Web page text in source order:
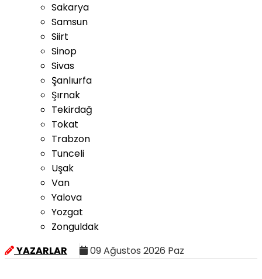
Sakarya
Samsun
Siirt
Sinop
Sivas
Şanlıurfa
Şırnak
Tekirdağ
Tokat
Trabzon
Tunceli
Uşak
Van
Yalova
Yozgat
Zonguldak
YAZARLAR
09 Ağustos 2026 Paz